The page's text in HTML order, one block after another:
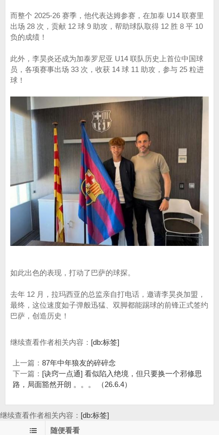
而整个 2025-26 赛季，他代表达姆参赛，在加泰 U14 联赛里
出场 28 次，贡献 12 球 9 助攻，帮助球队取得 12 胜 8 平 10
负的成绩！
此外，李昊炎还成为加泰罗尼亚 U14 联队历史上首位中国球
员，各项赛事出场 33 次，收获 14 球 11 助攻，参与 25 粒进
球！
如此出色的表现，打动了巴萨的球探。
去年 12 月，拉玛西亚的总监亲自打电话，邀请李昊炎加盟，
最终，这位速度如子弹般迅猛、双脚都能踢球的前锋正式签约
巴萨，创造历史！
继续查看作者相关内容： [db:标签]
上一篇： 87年中年狼友的碎碎念
下一篇： [诀窍一点通] 看似陷入绝境，但只要换一个邪修思
路，局面豁然开朗 。。。 （26.6.4）
继续查看作者相关内容： [db:标签]
随便看看